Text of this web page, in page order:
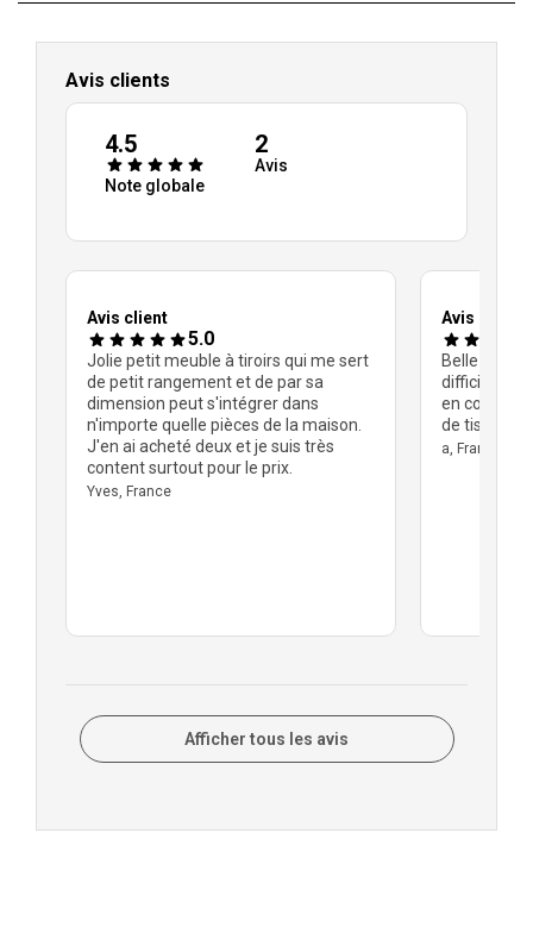
Avis clients
4.5
Note globale
2
Avis
Avis client
5.0
Jolie petit meuble à tiroirs qui me sert
de petit rangement et de par sa
dimension peut s'intégrer dans
n'importe quelle pièces de la maison.
J'en ai acheté deux et je suis très
content surtout pour le prix.
Yves, France
Avis client
Belle
en
de tissus
a, France
Afficher tous les avis